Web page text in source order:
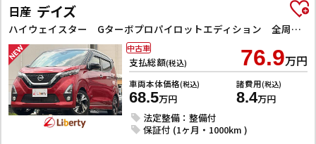
日産 デイズ
ハイウェイスター Gターボプロパイロットエディション 全周囲カメラ 純正9型ナビ TV クリアランスソナー オートクルーズコントロール オートライト スマートキー アイドリングストップ 電動格納ミラー CVT ABS ESC CD DVD再生
支払総額(税込) 76.9万円
車両本体価格(税込)
68.5万円
諸費用(税込)
8.4万円
法定整備：整備付
保証付 (1ヶ月・1000km )
中古車